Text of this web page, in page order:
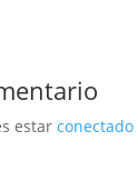
estarconectado